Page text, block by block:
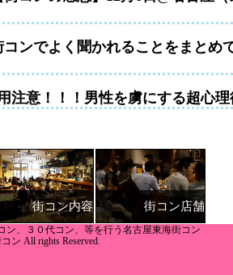
コンでよく聞かれることをまとめ
注意！！！男性を虜にする超心理
街コン内容 街コン店舗
ン、３０代コン、等を行う名古屋東海街コン
ン All rights Reserved.